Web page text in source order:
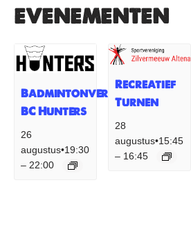
evenementen
Badmintonvereniging
BC Hunters
26
augustus•19:30
– 22:00
Recreatief
Turnen
28
augustus•15:45
– 16:45